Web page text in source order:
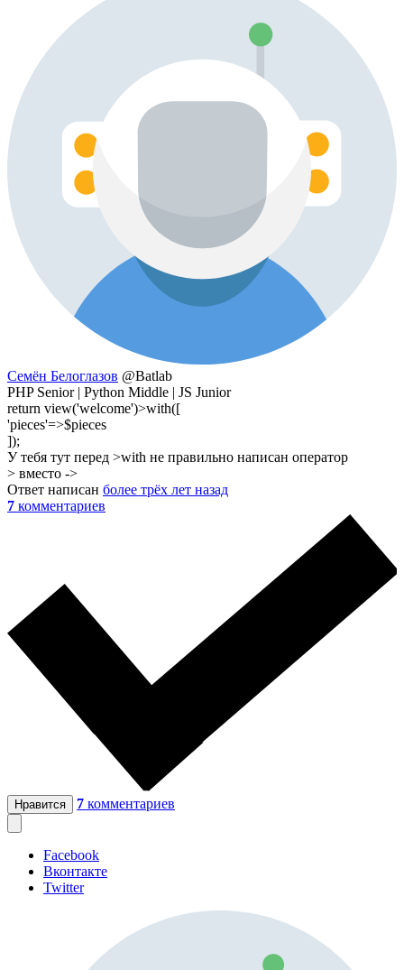
Семён Белоглазов @Batlab
PHP Senior | Python Middle | JS Junior
return view('welcome')>with([
'pieces'=>$pieces
]);
У тебя тут перед >with не правильно написан оператор
> вместо ->
Ответ написан более трёх лет назад
7 комментариев
Нравится 7 комментариев
Facebook
Вконтакте
Twitter